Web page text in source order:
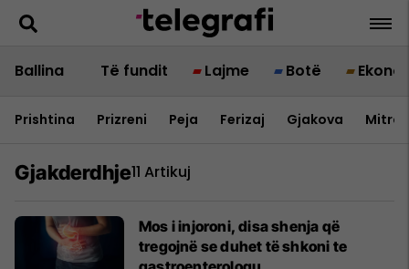
Ballina Të fundit Lajme Botë
Prishtina Prizreni Peja Ferizaj Gjakova
Gjakderdhje11 Artikuj
Mos i injoroni, disa shenja që
tregojnë se duhet të shkoni te